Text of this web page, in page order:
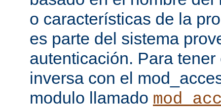
o características de la
es parte del sistema
autenticación. Para
inversa con el
modulo llamado